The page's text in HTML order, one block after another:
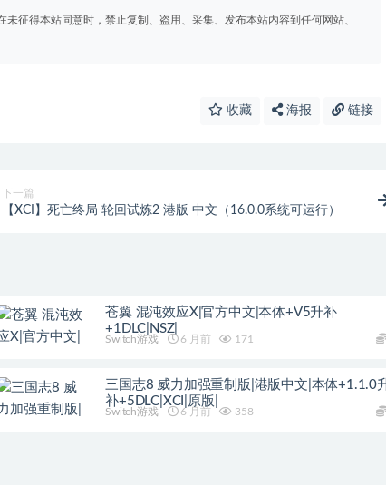
征得本站同意时，禁止复制、盗用、采集、发布本站内容到任何网站、
收藏 海报 链接
下一篇
【XCI】死亡终局 轮回试炼2 港版 中文（16.0.0系统可运行）
苍翼 混沌效应X|官方中文|本体+V5升补
+1DLC|NSZ|
Switch游戏 6 月前 171
三国志8 威力加强重制版|港版中文|本体+1.1.0
补+5DLC|XCI|原版|
Switch游戏 6 月前 358